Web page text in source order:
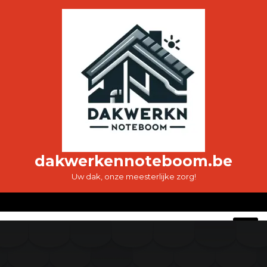
dakwerkennoteboom.be
Uw dak, onze meesterlijke zorg!